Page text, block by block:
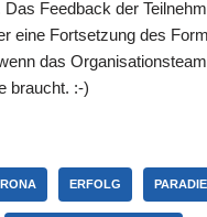
Feedback der
eine Fortsetzung des
das
braucht. :-)
ERFOLG